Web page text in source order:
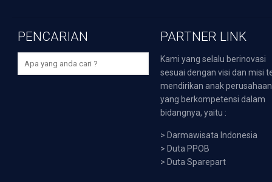
PENCARIAN PARTNER LINK
Kami yang selalu berinovasi
sesuai dengan visi dan misi
mendirikan anak perusahaan
yang berkompetensi dalam
bidangnya, yaitu :
> Darmawisata Indonesia
> Duta PPOB
> Duta Sparepart